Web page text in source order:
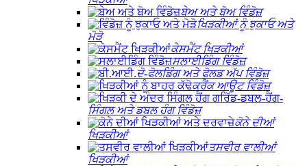
ਬੇਅ ਅਤੇ ਬੋਅ ਵਿੰਡੋਜ਼
ਖਿੜਕੀਆਂ ਨੂੰ ਝੁਕਾਓ ਅਤੇ
ਮੋੜੋ
ਕੇਸਮੈਂਟ ਖਿੜਕੀਆਂ
ਸਲਾਈਡਿੰਗ ਵਿੰਡੋਜ਼
ਦੋ-ਫੋਲਡਿੰਗ ਅਤੇ ਫੋਲਡ ਅੱਪ ਵਿੰਡੋਜ਼
ਕਰੈਂਕ ਆਊਟ ਵਿੰਡੋਜ਼
ਸਿੰਗਲ ਅਤੇ ਡਬਲ ਹੰਗ ਵਿੰਡੋਜ਼
ਕੋਨੇ ਦੀਆਂ
ਖਿੜਕੀਆਂ
ਤਸਵੀਰ ਵਾਲੀਆਂ
ਖਿੜਕੀਆਂ